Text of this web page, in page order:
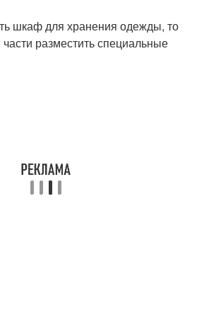
шкаф для хранения одежды, то
разместить специальные